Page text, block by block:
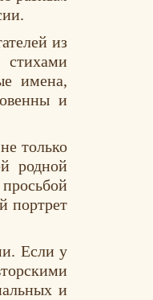
из
стихами
имена,
и
только
родной
портрет
Если у
и